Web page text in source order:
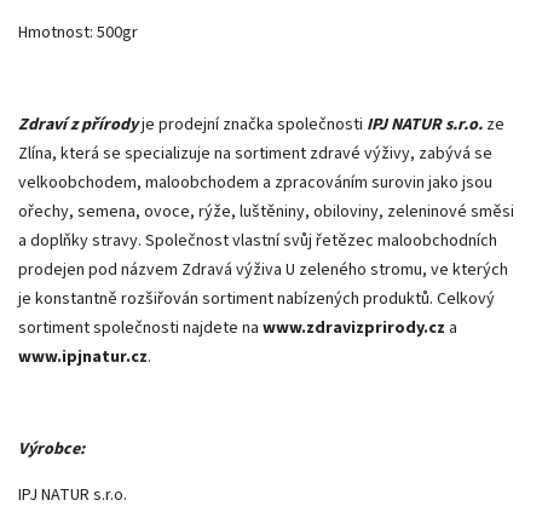
Hmotnost: 500gr
Zdraví z přírodyje prodejní značka společnosti IPJ NATUR s.r.o. ze
Zlína, která se specializuje na sortiment zdravé výživy, zabývá se
velkoobchodem, maloobchodem a zpracováním surovin jako jsou
ořechy, semena, ovoce, rýže, luštěniny, obiloviny, zeleninové směsi
a doplňky stravy. Společnost vlastní svůj řetězec maloobchodních
prodejen pod názvem Zdravá výživa U zeleného stromu, ve kterých
je konstantně rozšiřován sortiment nabízených produktů. Celkový
sortiment společnosti najdete na www.zdravizprirody.cz a
www.ipjnatur.cz.
Výrobce:
IPJ NATUR s.r.o.